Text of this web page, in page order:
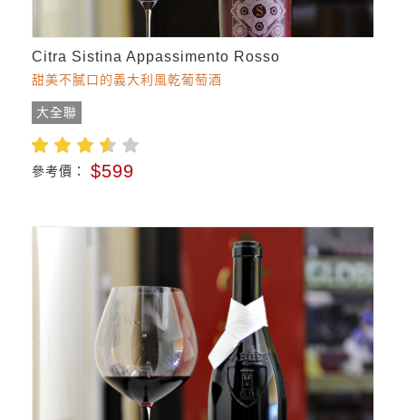
Citra Sistina Appassimento Rosso
甜美不膩口的義大利風乾葡萄酒
大全聯
參考價： $599